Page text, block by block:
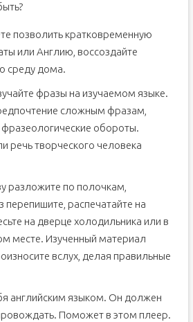
позволить кратковременную
или Англию, воссоздайте
среду дома.
фразы на изучаемом языке.
сложным фразам,
обороты.
речь творческого человека
разложите по полочкам,
перепишите, распечатайте на
на дверце холодильника или в
месте. Изученный материал
вслух, делая правильные
английским языком. Он должен
Поможет в этом плеер.